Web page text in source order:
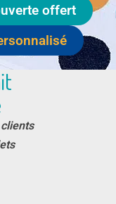
offert